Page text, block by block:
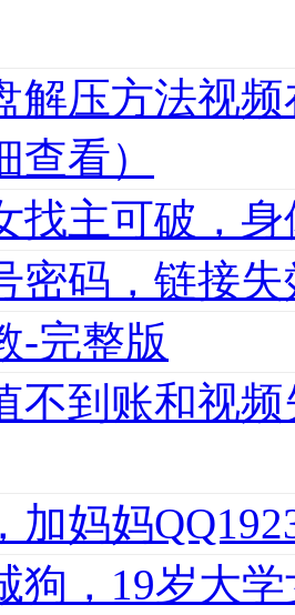
解压方法视
看）
找主可破，
密码，链接
-完整版
不到账和视
加妈妈
狗，19岁大